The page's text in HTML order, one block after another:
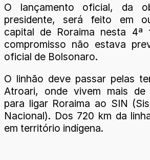
O lançamento oficial, da
presidente, será feito em
capital de Roraima nesta 4ª
compromisso não estava
oficial de Bolsonaro.
O linhão deve passar pelas
Atroari, onde vivem mais de
para ligar Roraima ao SIN
Nacional). Dos 720 km da
em território indígena.